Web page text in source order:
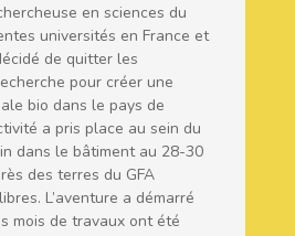
en sciences du
universités en France et
de quitter les
pour créer une
bio dans le pays de
a pris place au sein du
dans le bâtiment au 28-30
des terres du GFA
L’aventure a démarré
mois de travaux ont été